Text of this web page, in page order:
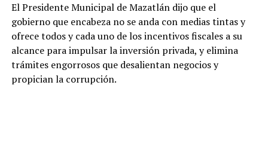
El Presidente Municipal de Mazatlán dijo que el
gobierno que encabeza no se anda con medias tintas y
ofrece todos y cada uno de los incentivos fiscales a su
alcance para impulsar la inversión privada, y elimina
trámites engorrosos que desalientan negocios y
propician la corrupción.